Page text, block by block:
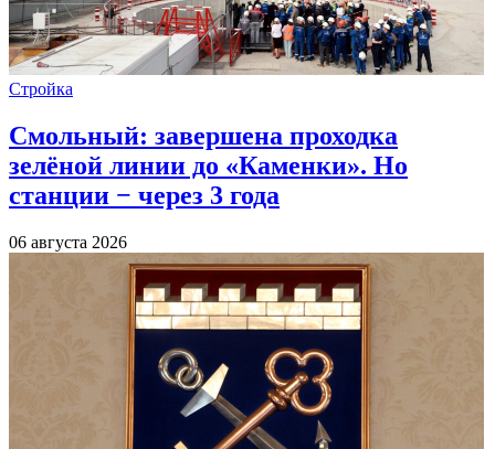
Стройка
Смольный: завершена проходка
зелёной линии до «Каменки». Но
станции − через 3 года
06 августа 2026